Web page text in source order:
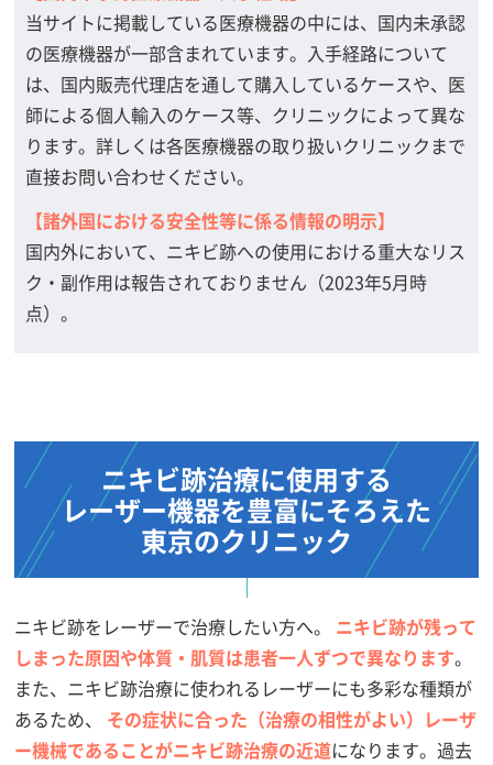
当サイトに掲載している医療機器の中には、国内未承認
の医療機器が一部含まれています。入手経路について
は、国内販売代理店を通して購入しているケースや、医
師による個人輸入のケース等、クリニックによって異な
ります。詳しくは各医療機器の取り扱いクリニックまで
直接お問い合わせください。
【諸外国における安全性等に係る情報の明示】
国内外において、ニキビ跡への使用における重大なリス
ク・副作用は報告されておりません（2023年5月時
点）。
ニキビ跡治療に使用する
レーザー機器を豊富にそろえた
東京のクリニック
ニキビ跡をレーザーで治療したい方へ。 ニキビ跡が残って
しまった原因や体質・肌質は患者一人ずつで異なります。
また、ニキビ跡治療に使われるレーザーにも多彩な種類が
あるため、 その症状に合った（治療の相性がよい）レーザ
ー機械であることがニキビ跡治療の近道になります。過去